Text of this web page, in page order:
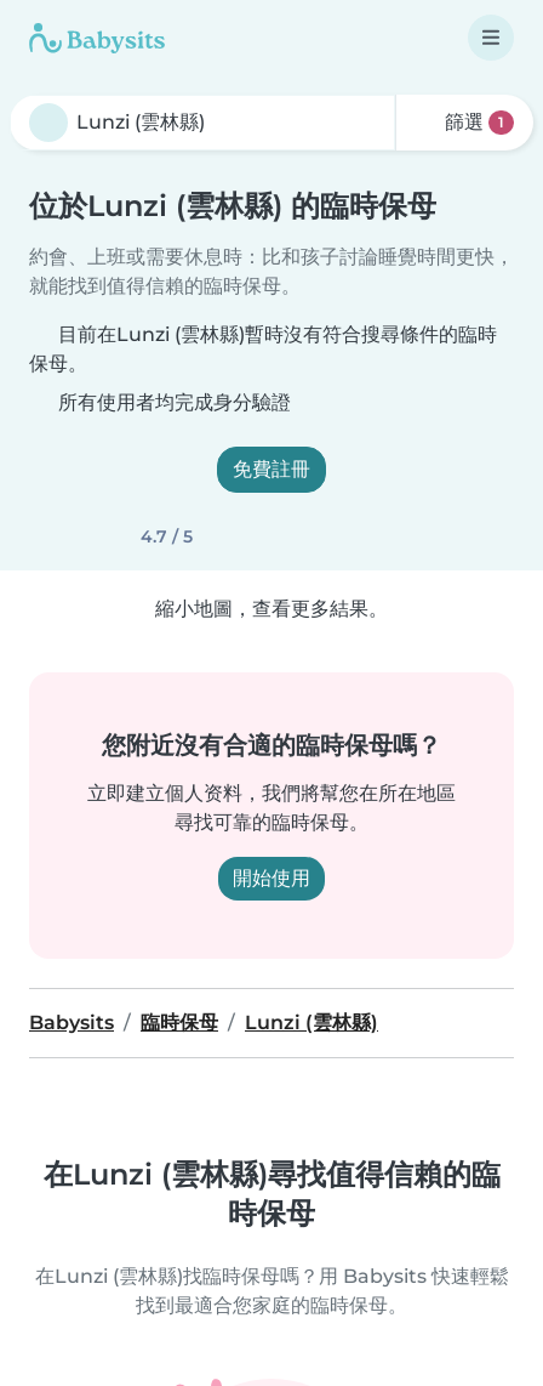
篩選 1
位於Lunzi (雲林縣) 的臨時保母
約會、上班或需要休息時：比和孩子討論睡覺時間更快，
就能找到值得信賴的臨時保母。
目前在Lunzi (雲林縣)暫時沒有符合搜尋條件的臨時
保母。
所有使用者均完成身分驗證
免費註冊
4.7 / 5
縮小地圖，查看更多結果。
您附近沒有合適的臨時保母嗎？
立即建立個人资料，我們將幫您在所在地區
尋找可靠的臨時保母。
開始使用
Babysits 臨時保母 Lunzi (雲林縣)
在Lunzi (雲林縣)尋找值得信賴的臨
時保母
在Lunzi (雲林縣)找臨時保母嗎？用 Babysits 快速輕鬆
找到最適合您家庭的臨時保母。